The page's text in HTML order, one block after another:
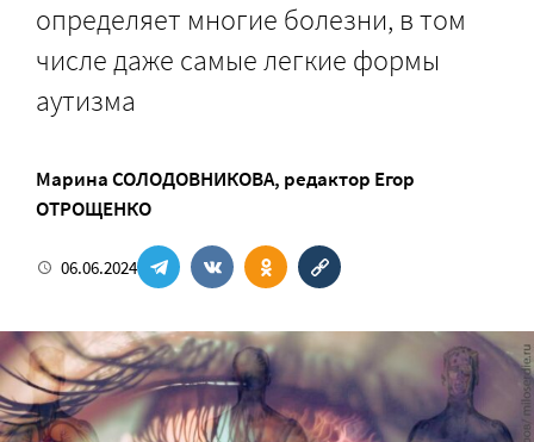
определяет многие болезни, в том
числе даже самые легкие формы
аутизма
Марина СОЛОДОВНИКОВА, редактор Егор
ОТРОЩЕНКО
06.06.2024